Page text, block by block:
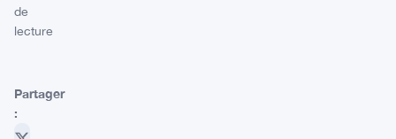
de
lecture
Partager
: